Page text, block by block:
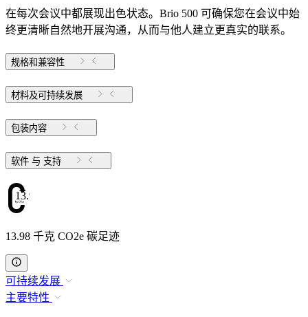
在每次会议中都展现出色状态。Brio 500 可确保您在会议中始
终更清晰自然地开展沟通，从而与他人建立更真实的联系。
规格和兼容性
材料及可持续发展
包装内容
软件 与 支持
13.98
13.98 千克 CO2e 碳足迹
可持续发展
主要特性